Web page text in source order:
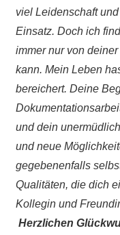
viel Leidenschaft
Einsatz. Doch ich
immer nur von
kann. Mein Leben
bereichert. Deine
und dein
und neue
gegebenenfalls
Qualitäten, die dich
Kollegin und
Herzlichen